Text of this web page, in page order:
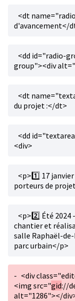
<dt
d'avancement</
<dd id="radio-
group"><div
<dt
du projet :</dt>
<dd
<div>
<p>1️⃣ 17
porteurs de
<p>2️⃣ Été 2024
chantier et
salle Raphaël-
parc urbain</p>
- <div
<img src="gid://
alt="1286"></